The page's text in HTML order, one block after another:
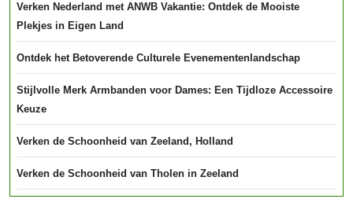
Verken Nederland met ANWB Vakantie: Ontdek de Mooiste
Plekjes in Eigen Land
Ontdek het Betoverende Culturele Evenementenlandschap
Stijlvolle Merk Armbanden voor Dames: Een Tijdloze Accessoire
Keuze
Verken de Schoonheid van Zeeland, Holland
Verken de Schoonheid van Tholen in Zeeland